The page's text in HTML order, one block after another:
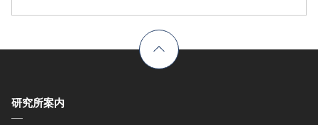
研究所案内